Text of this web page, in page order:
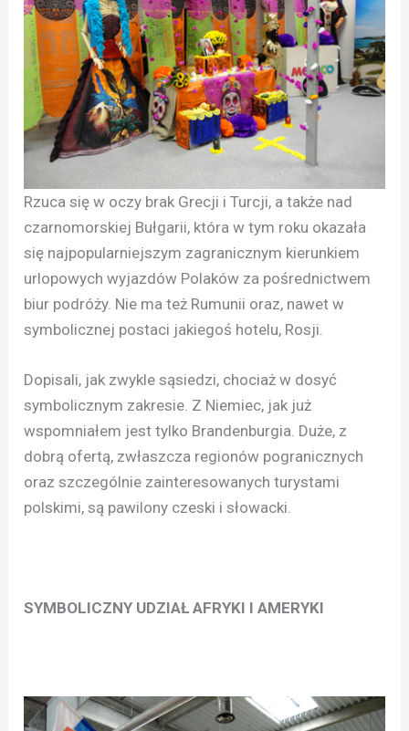
Rzuca się w oczy brak Grecji i Turcji, a także nad
czarnomorskiej Bułgarii, która w tym roku okazała
się najpopularniejszym zagranicznym kierunkiem
urlopowych wyjazdów Polaków za pośrednictwem
biur podróży. Nie ma też Rumunii oraz, nawet w
symbolicznej postaci jakiegoś hotelu, Rosji.
Dopisali, jak zwykle sąsiedzi, chociaż w dosyć
symbolicznym zakresie. Z Niemiec, jak już
wspomniałem jest tylko Brandenburgia. Duże, z
dobrą ofertą, zwłaszcza regionów pogranicznych
oraz szczególnie zainteresowanych turystami
polskimi, są pawilony czeski i słowacki.
SYMBOLICZNY UDZIAŁ AFRYKI I AMERYKI